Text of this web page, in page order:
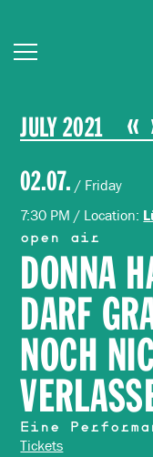
JULY 2021
02.07. / Friday
7:30 PM / Location:
open air
DONNA
DARF
NOCH
Eine
Tickets